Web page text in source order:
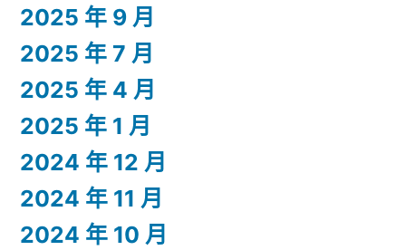
2025 年 9 月
2025 年 7 月
2025 年 4 月
2025 年 1 月
2024 年 12 月
2024 年 11 月
2024 年 10 月